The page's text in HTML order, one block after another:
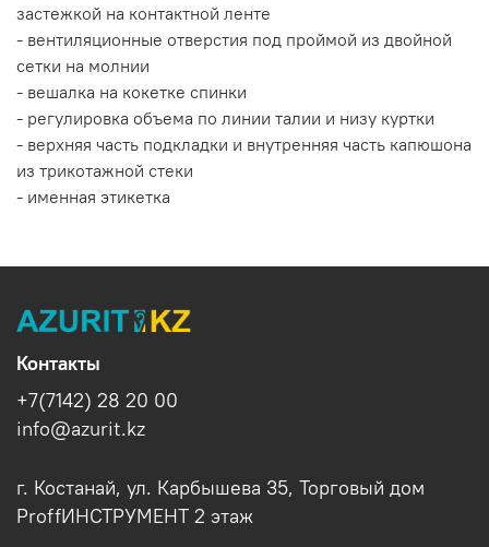
застежкой на контактной ленте
- вентиляционные отверстия под проймой из двойной
сетки на молнии
- вешалка на кокетке спинки
- регулировка объема по линии талии и низу куртки
- верхняя часть подкладки и внутренняя часть капюшона
из трикотажной стеки
- именная этикетка
Контакты
+7(7142) 28 20 00
info@azurit.kz
г. Костанай, ул. Карбышева 35, Торговый дом
ProffИНСТРУМЕНТ 2 этаж